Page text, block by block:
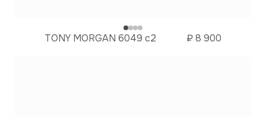
TONY MORGAN 6049 c2 ₽8 900